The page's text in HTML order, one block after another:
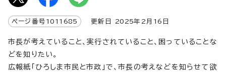
ページ番号 1011685 更新日 2025年2月 16 日
市長が考えていること、実行されていること、困っていることな
どを知りたい。
広報紙「ひろしま市民と市政」で、市長の考えなどを知らせて欲